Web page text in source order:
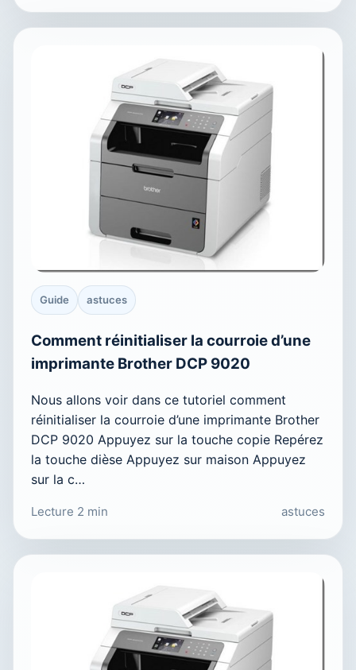
Guide astuces
Comment réinitialiser la courroie d’une
imprimante Brother DCP 9020
Nous allons voir dans ce tutoriel comment
réinitialiser la courroie d’une imprimante Brother
DCP 9020 Appuyez sur la touche copie Repérez
la touche dièse Appuyez sur maison Appuyez
sur la c…
Lecture 2 min astuces